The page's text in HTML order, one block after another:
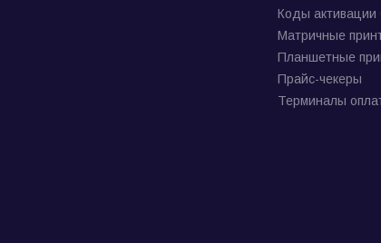
Коды
Матричные
Планшетные
Прайс-чекеры
Терминалы